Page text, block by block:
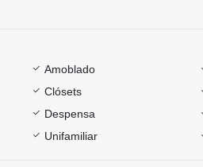
Amoblado
Clósets
Despensa
Unifamiliar